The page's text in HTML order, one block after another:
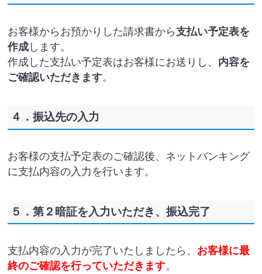
お客様からお預かりした請求書から支払い予定表を
作成 します。
作成した支払い予定表はお客様にお送りし、 内容を
ご確認いただきます。
４．振込先の入力
お客様の支払予定表のご確認後、ネットバンキング
に支払内容の入力を行います。
５．第２暗証を入力いただき、振込完了
支払内容の入力が完了いたしましたら、 お客様に最
終のご確認を行っていただきます。